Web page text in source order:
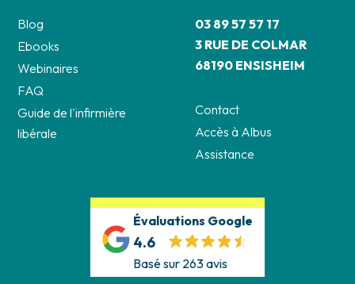
Blog
Ebooks
Webinaires
FAQ
Guide de l'infirmière
libérale
03 89 57 57 17
3 RUE DE COLMAR
68190 ENSISHEIM
Contact
Accès à Albus
Assistance
Évaluations Google
4.6
Basé sur 263 avis